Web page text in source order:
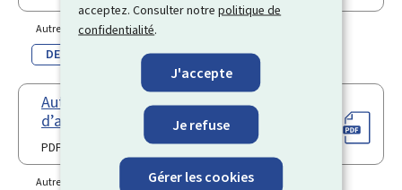
acceptez. Consulter notrepolitique de
confidentialité.
J'accepte
Je refuse
Gérer les cookies
Autre(s) langue(s)
DE
Autorisation pour plans
d’aménagement particuliers (Pdf)
PDF
Autre(s) langue(s)